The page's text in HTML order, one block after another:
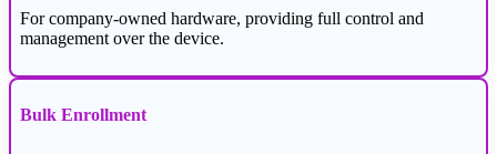
For company-owned hardware, providing full control and
management over the device.
Bulk Enrollment